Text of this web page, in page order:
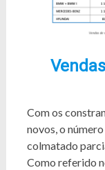
Com os
novos, o
colmatado
Como referido